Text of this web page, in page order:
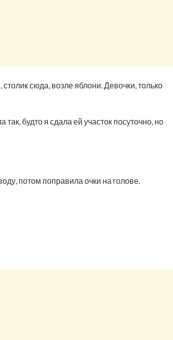
сюда, возле яблони. Девочки, только
будто я сдала ей участок посуточно, но
потом поправила очки на голове.